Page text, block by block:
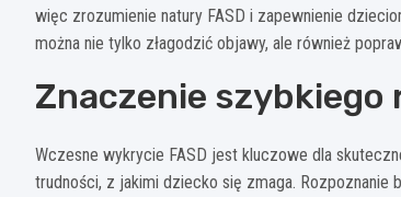
więc zrozumienie natury FASD i zapewnienie
można nie tylko złagodzić objawy, ale również
Znaczenie szybkiego
Wczesne wykrycie FASD jest kluczowe dla
trudności, z jakimi dziecko się zmaga.